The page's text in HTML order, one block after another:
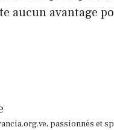
aucun avantage
passionnés et